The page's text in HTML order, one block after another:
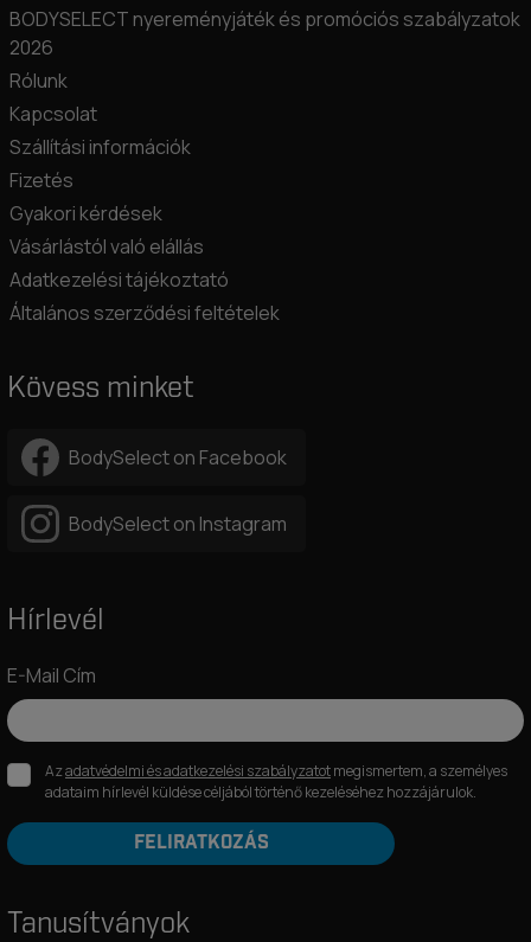
BODYSELECT nyereményjáték és promóciós szabályzatok
2026
Rólunk
Kapcsolat
Szállítási információk
Fizetés
Gyakori kérdések
Vásárlástól való elállás
Adatkezelési tájékoztató
Általános szerződési feltételek
Kövess minket
BodySelect on Facebook
BodySelect on Instagram
Hírlevél
E-Mail Cím
Azadatvédelmi és adatkezelési szabályzatotmegismertem, a személyes
adataim hírlevél küldése céljából történő kezeléséhez hozzájárulok.
FELIRATKOZÁS
Tanusítványok